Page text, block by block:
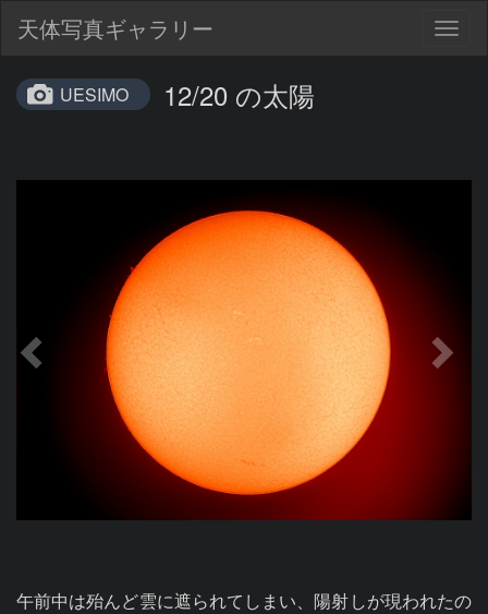
天体写真ギャラリー
UESIMO 12/20 の太陽
午前中は殆んど雲に遮られてしまい、陽射しが現われたの